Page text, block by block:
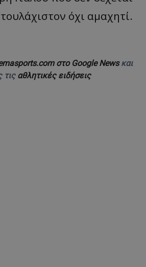
όχι αμαχητί.
στο Google Newsκαι
τις αθλητικές ειδήσεις